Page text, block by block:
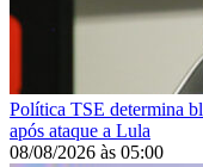
Política TSE determina
após ataque a Lula
08/08/2026 às 05:00